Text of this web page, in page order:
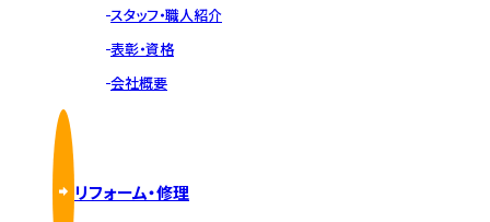
スタッフ・職人紹介
表彰・資格
会社概要
リフォーム・修理